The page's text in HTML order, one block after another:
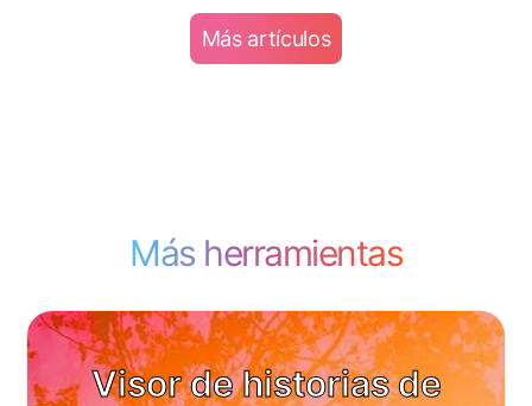
Más artículos
Más herramientas
Visor de historias de